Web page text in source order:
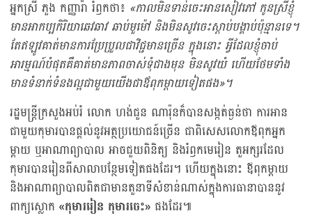
អ្នកស្រី ភួង កញ្ញារ៉ា រំឭកថា៖ «កាលមិនទាន់ចេះអានសៀវភៅ កូនស្រីខ្ញុំ
មានអាកប្បកិរិយាឆេវឆាវ ឆាប់មួម៉ៅ និងមិនសូវចេះស្ដាប់បង្គាប់ប៉ុន្មានទេ។
តែឥឡូវគាត់មានការប្រែប្រួលជាវិជ្ជមានច្រើន ក្នុងនោះ​ អ្វីដែលខ្ញុំចាប់
អារម្មណ៍បំផុតគឺគាត់មានភាពចាស់ទុំជាងមុន មិនសូវយំ ហើយថែមទាំង
មានទំនាក់ទំនងល្អជាមួយយើងជាឪពុកម្ដាយទៀតផង»។
រដ្ឋមន្ត្រីក្រសួងអប់រំ លោក ហង់ជួន ណារ៉ុនក៏បានសង្កត់ធ្ងន់ថា ការអាន
ជាមួយកុមារបានផ្ដល់នូវអត្ថប្រយោជន៍ច្រើន​ ជាពិសេសលោកឪពុកអ្នក
ម្ដាយ ឬអាណាព្យាបាល អាចជួយពិនិត្យ និងរំឭកមេរៀន តួអក្សរដែល
កុមារបានរៀនពីសាលាបន្ថែមទៀតផងដែរ។ ហើយក្នុងនោះ ឪពុកម្ដាយ
និងអាណាព្យាបាលពិតជាមានតួនាទីសំខាន់ណាស់ក្នុងការធានាបាននូវ
ពាក្យស្លោក «កុមាររៀន កុមារចេះ» ផងដែរ៕